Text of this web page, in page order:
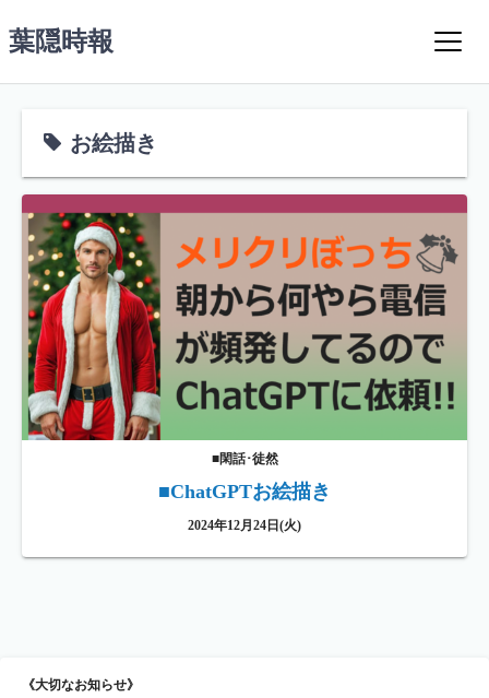
ン
ン
葉隠時報
お絵描き
■閑話･徒然
■ChatGPTお絵描き
2024年12月24日(火)
《大切なお知らせ》